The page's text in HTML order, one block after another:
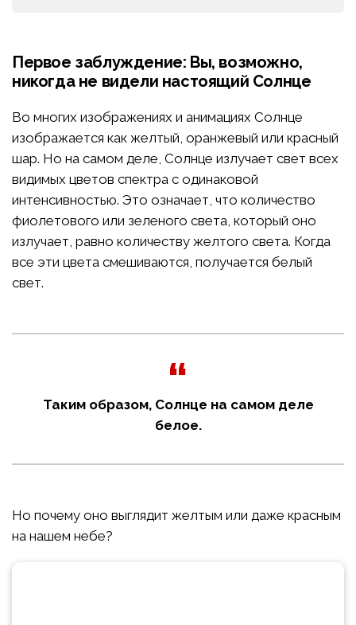
Первое заблуждение: Вы, возможно,
никогда не видели настоящий Солнце
Во многих изображениях и анимациях Солнце
изображается как желтый, оранжевый или красный
шар. Но на самом деле, Солнце излучает свет всех
видимых цветов спектра с одинаковой
интенсивностью. Это означает, что количество
фиолетового или зеленого света, который оно
излучает, равно количеству желтого света. Когда
все эти цвета смешиваются, получается белый
свет.
Таким образом, Солнце на самом деле
белое.
Но почему оно выглядит желтым или даже красным
на нашем небе?